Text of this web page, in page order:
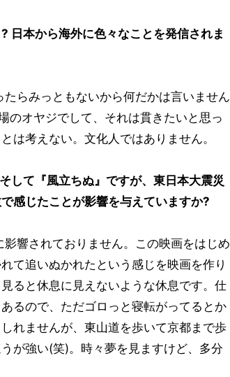
本から海外に色々なことを発信されま
らみっともないから何だかは言いません
のオヤジでして、それは貫きたいと思っ
は考えない。文化人ではありません。
て『風立ちぬ』ですが、東日本大震災
感じたことが影響を与えていますか?
影響されておりません。この映画をはじめ
て追いぬかれたという感じを映画を作り
ると休息に見えないような休息です。仕
るので、ただゴロっと寝転がってるとか
れませんが、東山道を歩いて京都まで歩
が強い(笑)。時々夢を見ますけど、多分